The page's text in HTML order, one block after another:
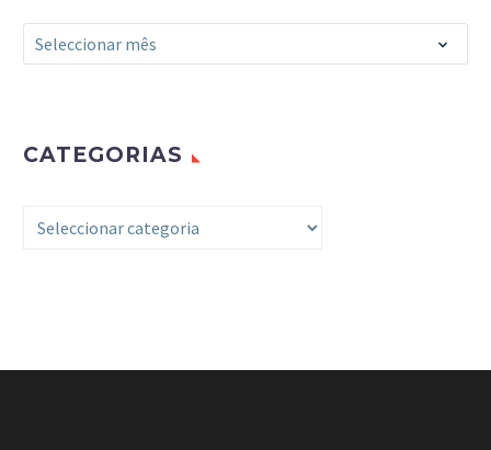
Arquivo
Seleccionar mês
CATEGORIAS
Categorias